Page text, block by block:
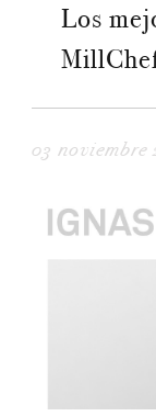
Los
03 noviembre